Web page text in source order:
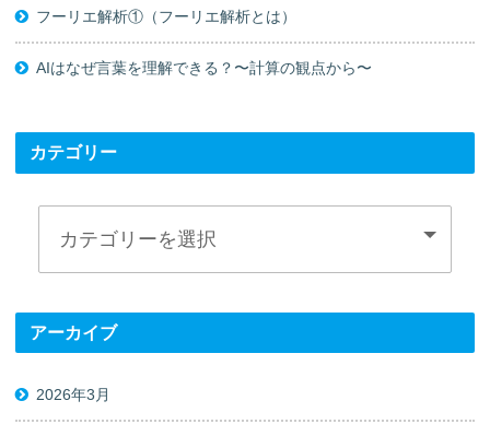
フーリエ解析①（フーリエ解析とは）
AIはなぜ言葉を理解できる？〜計算の観点から〜
カテゴリー
アーカイブ
2026年3月